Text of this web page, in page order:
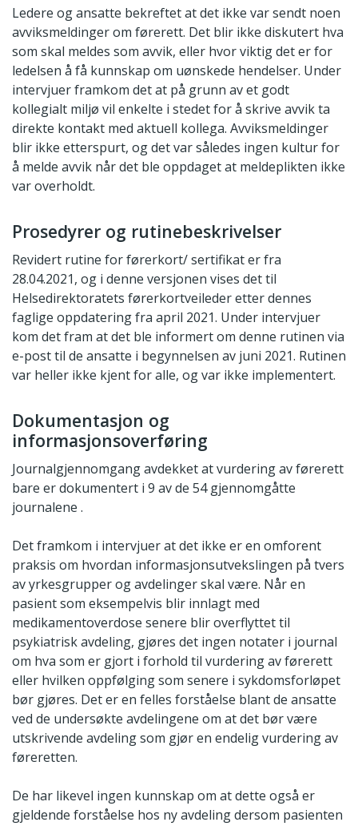
Ledere og ansatte bekreftet at det ikke var sendt noen
avviksmeldinger om førerett. Det blir ikke diskutert hva
som skal meldes som avvik, eller hvor viktig det er for
ledelsen å få kunnskap om uønskede hendelser. Under
intervjuer framkom det at på grunn av et godt
kollegialt miljø vil enkelte i stedet for å skrive avvik ta
direkte kontakt med aktuell kollega. Avviksmeldinger
blir ikke etterspurt, og det var således ingen kultur for
å melde avvik når det ble oppdaget at meldeplikten ikke
var overholdt.
Prosedyrer og rutinebeskrivelser
Revidert rutine for førerkort/ sertifikat er fra
28.04.2021, og i denne versjonen vises det til
Helsedirektoratets førerkortveileder etter dennes
faglige oppdatering fra april 2021. Under intervjuer
kom det fram at det ble informert om denne rutinen via
e-post til de ansatte i begynnelsen av juni 2021. Rutinen
var heller ikke kjent for alle, og var ikke implementert.
Dokumentasjon og
informasjonsoverføring
Journalgjennomgang avdekket at vurdering av førerett
bare er dokumentert i 9 av de 54 gjennomgåtte
journalene .
Det framkom i intervjuer at det ikke er en omforent
praksis om hvordan informasjonsutvekslingen på tvers
av yrkesgrupper og avdelinger skal være. Når en
pasient som eksempelvis blir innlagt med
medikamentoverdose senere blir overflyttet til
psykiatrisk avdeling, gjøres det ingen notater i journal
om hva som er gjort i forhold til vurdering av førerett
eller hvilken oppfølging som senere i sykdomsforløpet
bør gjøres. Det er en felles forståelse blant de ansatte
ved de undersøkte avdelingene om at det bør være
utskrivende avdeling som gjør en endelig vurdering av
føreretten.
De har likevel ingen kunnskap om at dette også er
gjeldende forståelse hos ny avdeling dersom pasienten